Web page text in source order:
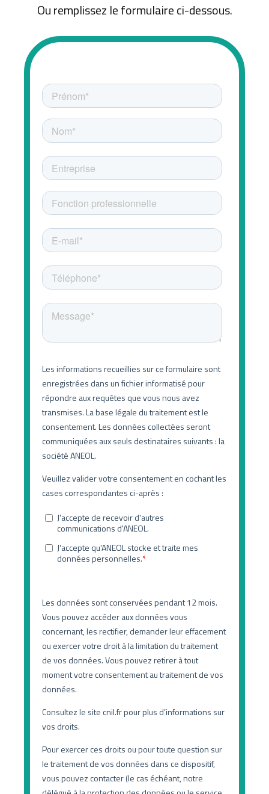
Ou remplissez le formulaire ci-dessous.